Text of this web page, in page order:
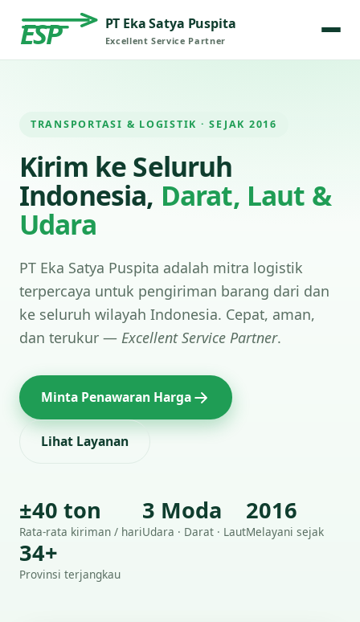
ESP PT Eka Satya Puspita
Excellent Service Partner
TRANSPORTASI & LOGISTIK · SEJAK 2016
Kirim ke Seluruh
Indonesia, Darat, Laut &
Udara
PT Eka Satya Puspita adalah mitra logistik
terpercaya untuk pengiriman barang dari dan
ke seluruh wilayah Indonesia. Cepat, aman,
dan terukur — Excellent Service Partner.
Minta Penawaran Harga
Lihat Layanan
±40 ton
Rata-rata kiriman / hari
3 Moda
Udara · Darat · Laut
2016
Melayani sejak
34+
Provinsi terjangkau